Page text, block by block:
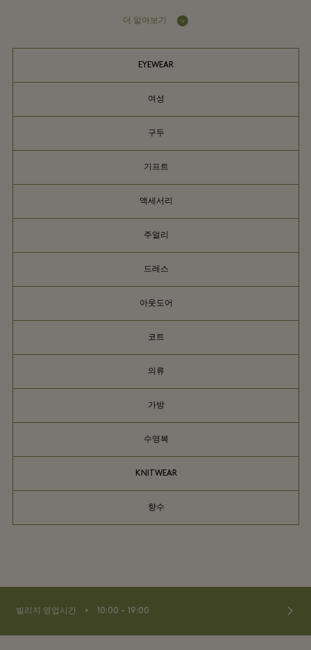
더 알아보기
EYEWEAR
여성
구두
기프트
액세서리
주얼리
드레스
아웃도어
코트
의류
가방
수영복
KNITWEAR
향수
빌리지 영업시간 ⬩ 10:00 – 19:00